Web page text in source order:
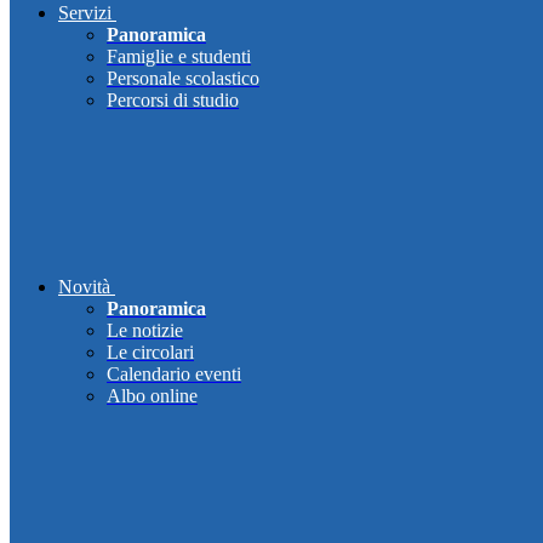
Servizi
Panoramica
Famiglie e studenti
Personale scolastico
Percorsi di studio
Novità
Panoramica
Le notizie
Le circolari
Calendario eventi
Albo online